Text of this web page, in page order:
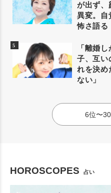
が出ず、
異変。自
怖さ語る
「離婚
子、互い
れを決め
ない」
6位〜
HOROSCOPES 占い